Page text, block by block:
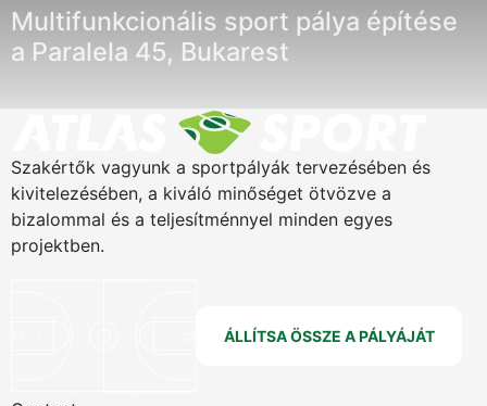
Multifunkcionális sport pálya építése
a Paralela 45, Bukarest
Szakértők vagyunk a sportpályák tervezésében és
kivitelezésében, a kiváló minőséget ötvözve a
bizalommal és a teljesítménnyel minden egyes
projektben.
ÁLLÍTSA ÖSSZE A PÁLYÁJÁT